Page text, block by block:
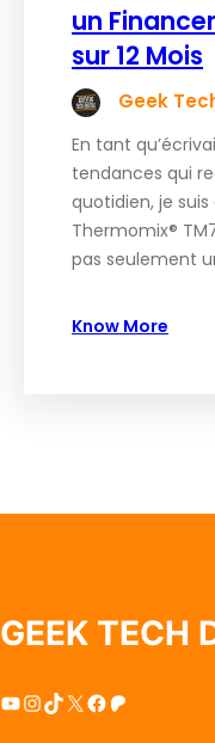
un
sur 12 Mois
Geek
En tant
tendances qui
quotidien, je
Thermomix®
pas seulement
Know More
GEEK TECH
YouTube InstagramTikTok X Facebook Patreon